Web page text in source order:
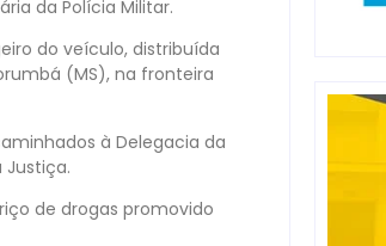
da Polícia Militar.
do veículo, distribuída
(MS), na fronteira
à Delegacia da
Justiça.
de drogas promovido